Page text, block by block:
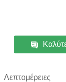
Λεπτομέρειες